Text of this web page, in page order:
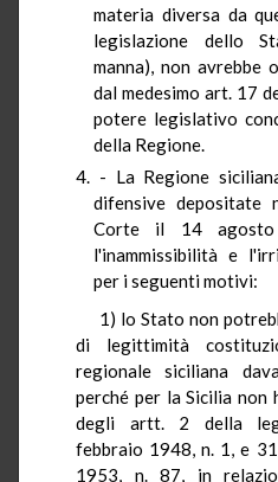
materia diversa da
legislazione dello
manna), non
dal medesimo art. 17
potere legislativo
della Regione.
- La Regione
difensive depositate
Corte il 14 agosto
l'inammissibilità e
per i seguenti motivi:
1) lo Stato non
di legittimità
regionale siciliana
perché per la Sicilia non
degli artt. 2 della
febbraio 1948, n. 1, e
1953, n. 87, in